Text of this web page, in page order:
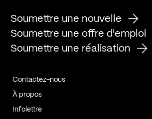
Soumettre une nouvelle
Soumettre une offre d'emploi
Soumettre une réalisation
Contactez-nous
À propos
Infolettre